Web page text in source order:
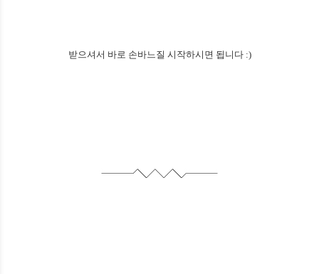
받으셔서 바로 손바느질 시작하시면 됩니다 :)